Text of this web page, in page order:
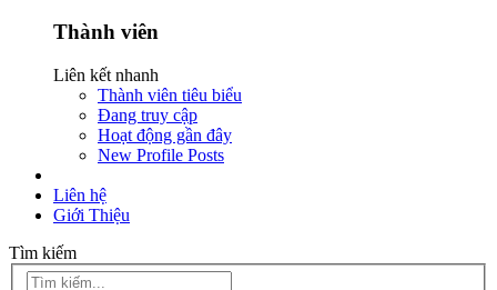
Thành viên
Liên kết nhanh
Thành viên tiêu biểu
Đang truy cập
Hoạt động gần đây
New Profile Posts
Liên hệ
Giới Thiệu
Tìm kiếm